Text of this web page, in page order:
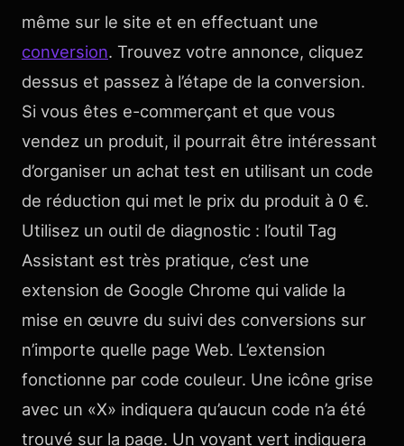
même sur le site et en effectuant une
conversion. Trouvez votre annonce, cliquez
dessus et passez à l’étape de la conversion.
Si vous êtes e-commerçant et que vous
vendez un produit, il pourrait être intéressant
d’organiser un achat test en utilisant un code
de réduction qui met le prix du produit à 0 €.
Utilisez un outil de diagnostic : l’outil Tag
Assistant est très pratique, c’est une
extension de Google Chrome qui valide la
mise en œuvre du suivi des conversions sur
n’importe quelle page Web. L’extension
fonctionne par code couleur. Une icône grise
avec un «X» indiquera qu’aucun code n’a été
trouvé sur la page. Un voyant vert indiquera